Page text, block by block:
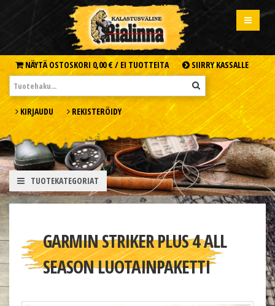
NÄYTÄ OSTOSKORI 0,00 € / EI TUOTTEITA SIIRRY KASSALLE
KIRJAUDU REKISTERÖIDY
TUOTEKATEGORIAT
GARMIN STRIKER PLUS 4 ALL
SEASON LUOTAINPAKETTI